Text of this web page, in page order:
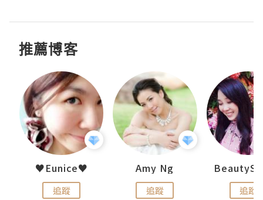
推薦博客
♥Eunice♥
追蹤
Amy Ng
追蹤 追蹤